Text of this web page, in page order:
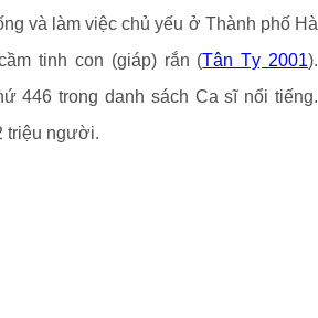
và làm việc chủ yếu ở Thành phố Hà
tinh con (giáp) rắn (Tân Tỵ 2001).
446 trong danh sách Ca sĩ nổi tiếng.
triệu người.